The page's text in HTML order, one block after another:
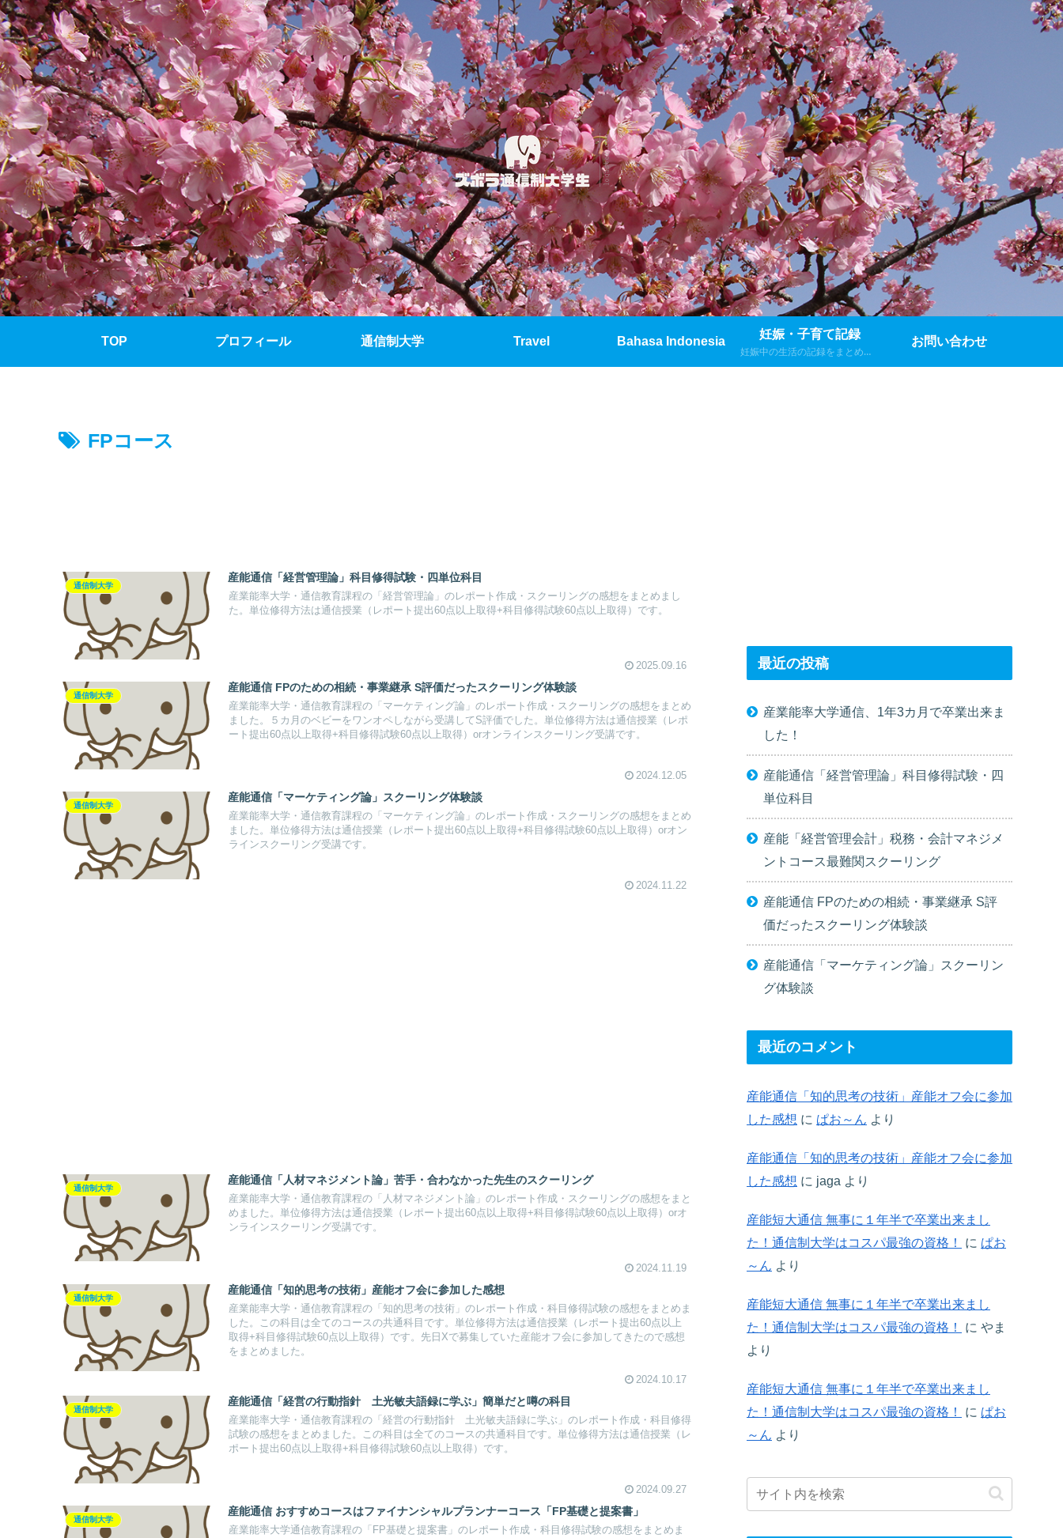
TOP プロフィール 通信制大学 Travel Bahasa Indonesia
妊娠・子育て記録
妊娠中の生活の記録をまとめました
お問い合わせ
FPコース
通信制大学
産能通信「経営管理論」科目修得試験・四単位科目
産業能率大学・通信教育課程の「経営管理論」のレポート作成・スクーリングの感想をまとめまし
た。単位修得方法は通信授業（レポート提出60点以上取得+科目修得試験60点以上取得）です。
2025.09.16
通信制大学
産能通信 FPのための相続・事業継承 S評価だったスクーリング体験談
産業能率大学・通信教育課程の「マーケティング論」のレポート作成・スクーリングの感想をまとめ
ました。５カ月のベビーをワンオペしながら受講してS評価でした。単位修得方法は通信授業（レポ
ート提出60点以上取得+科目修得試験60点以上取得）orオンラインスクーリング受講です。
2024.12.05
通信制大学
産能通信「マーケティング論」スクーリング体験談
産業能率大学・通信教育課程の「マーケティング論」のレポート作成・スクーリングの感想をまとめ
ました。単位修得方法は通信授業（レポート提出60点以上取得+科目修得試験60点以上取得）orオン
ラインスクーリング受講です。
2024.11.22
通信制大学
産能通信「人材マネジメント論」苦手・合わなかった先生のスクーリング
産業能率大学・通信教育課程の「人材マネジメント論」のレポート作成・スクーリングの感想をまと
めました。単位修得方法は通信授業（レポート提出60点以上取得+科目修得試験60点以上取得）orオ
ンラインスクーリング受講です。
2024.11.19
通信制大学
産能通信「知的思考の技術」産能オフ会に参加した感想
産業能率大学・通信教育課程の「知的思考の技術」のレポート作成・科目修得試験の感想をまとめま
した。この科目は全てのコースの共通科目です。単位修得方法は通信授業（レポート提出60点以上
取得+科目修得試験60点以上取得）です。先日Xで募集していた産能オフ会に参加してきたので感想
をまとめました。
2024.10.17
通信制大学
産能通信「経営の行動指針 土光敏夫語録に学ぶ」簡単だと噂の科目
産業能率大学・通信教育課程の「経営の行動指針 土光敏夫語録に学ぶ」のレポート作成・科目修得
試験の感想をまとめました。この科目は全てのコースの共通科目です。単位修得方法は通信授業（レ
ポート提出60点以上取得+科目修得試験60点以上取得）です。
2024.09.27
通信制大学
産能通信 おすすめコースはファイナンシャルプランナーコース「FP基礎と提案書」
産業能率大学通信教育課程の「FP基礎と提案書」のレポート作成・科目修得試験の感想をまとめま
最近の投稿
産業能率大学通信、1年3カ月で卒業出来ま
した！
産能通信「経営管理論」科目修得試験・四
単位科目
産能「経営管理会計」税務・会計マネジメ
ントコース最難関スクーリング
産能通信 FPのための相続・事業継承 S評
価だったスクーリング体験談
産能通信「マーケティング論」スクーリン
グ体験談
最近のコメント
産能通信「知的思考の技術」産能オフ会に参加
した感想 に ぱお～ん より
産能通信「知的思考の技術」産能オフ会に参加
した感想 に jaga より
産能短大通信 無事に１年半で卒業出来まし
た！通信制大学はコスパ最強の資格！
に ぱお
～ん より
産能短大通信 無事に１年半で卒業出来まし
た！通信制大学はコスパ最強の資格！
に やま
より
産能短大通信 無事に１年半で卒業出来まし
た！通信制大学はコスパ最強の資格！
に ぱお
～ん より